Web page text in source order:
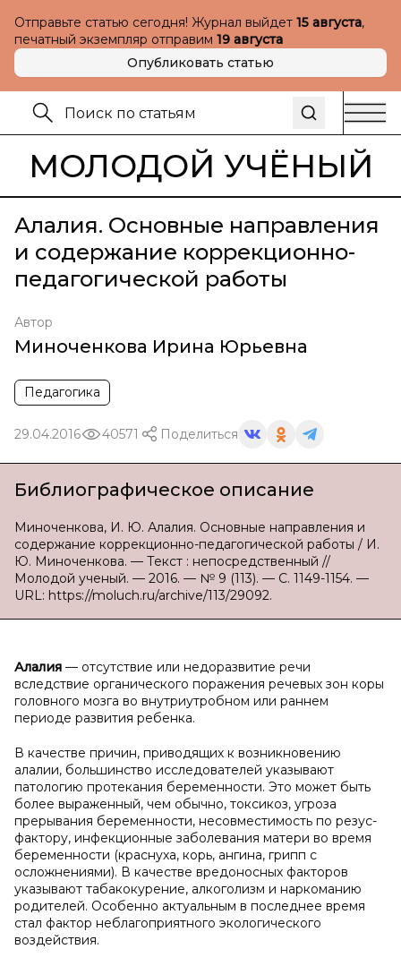
Отправьте статью сегодня! Журнал выйдет 15 августа,
печатный экземпляр отправим 19 августа
Опубликовать статью
МОЛОДОЙ УЧЁНЫЙ
Алалия. Основные направления
и содержание коррекционно-
педагогической работы
Автор
Миноченкова Ирина Юрьевна
Педагогика
29.04.2016 40571 Поделиться
Библиографическое описание
Миноченкова, И. Ю. Алалия. Основные направления и
содержание коррекционно-педагогической работы / И.
Ю. Миноченкова. — Текст : непосредственный //
Молодой ученый. — 2016. — № 9 (113). — С. 1149-1154. —
URL: https://moluch.ru/archive/113/29092.
Алалия — отсутствие или недоразвитие речи
вследствие органического поражения речевых зон коры
головного мозга во внутриутробном или раннем
периоде развития ребенка.
В качестве причин, приводящих к возникновению
алалии, большинство исследователей указывают
патологию протекания беременности. Это может быть
более выраженный, чем обычно, токсикоз, угроза
прерывания беременности, несовместимость по резус-
фактору, инфекционные заболевания матери во время
беременности (краснуха, корь, ангина, грипп с
осложнениями). В качестве вредоносных факторов
указывают табакокурение, алкоголизм и наркоманию
родителей. Особенно актуальным в последнее время
стал фактор неблагоприятного экологического
воздействия.